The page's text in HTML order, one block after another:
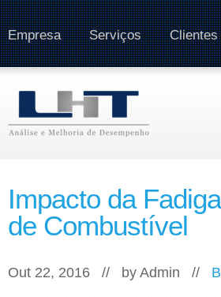
Empresa Serviços Clientes
Impacto da
de Combustível
Out 22, 2016 // byAdmin //